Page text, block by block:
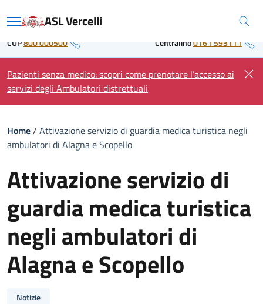
to Regione Piemonte
Menu ASL Vercelli
CUP800 000500 Centralino0161 593111
Pazienti senza medico: scopri come prenotare l’accesso ai
servizi degli Ambulatori distrettuali
Home/ Attivazione servizio di guardia medica turistica negli
ambulatori di Alagna e Scopello
Attivazione servizio di
guardia medica turistica
negli ambulatori di
Alagna e Scopello
Notizie